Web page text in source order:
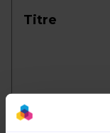
Titre